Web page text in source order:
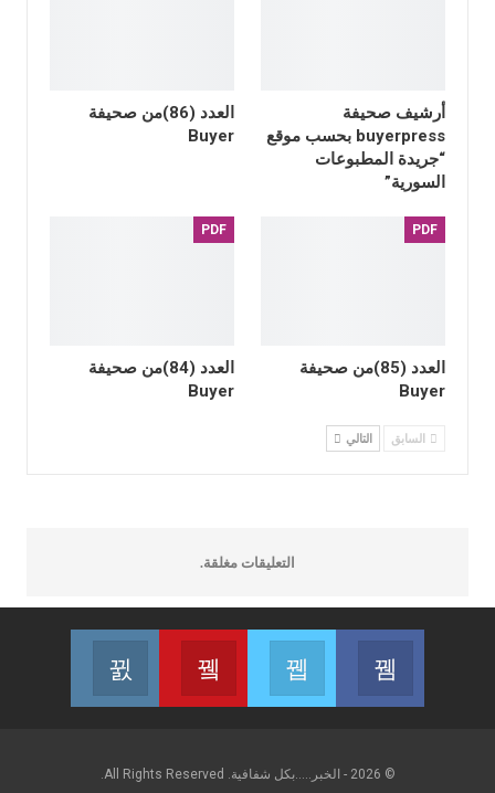
أرشيف صحيفة
buyerpress بحسب موقع
“جريدة المطبوعات
السورية”
العدد (86)من صحيفة
Buyer
PDF
العدد (85)من صحيفة
Buyer
PDF
العدد (84)من صحيفة
Buyer
السابق التالي
التعليقات مغلقة.
Facebook
Join us on Facebook
Twitter
Join us on Twitter
Youtube
Join us on Youtube
© 2026 - الخبر.....بكل شفافية. All Rights Reserved.